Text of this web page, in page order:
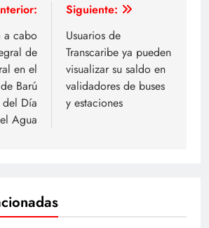
a cabo
de
en el
Barú
Día
Agua
Siguiente:
Usuarios de
Transcaribe ya pueden
visualizar su saldo en
validadores de buses
y estaciones